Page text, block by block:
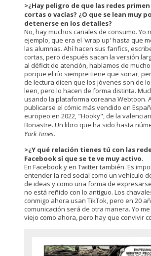
>¿Hay peligro de que las redes
cortas o vacías? ¿O que se lean muy
detenerse en los detalles?
No, hay muchos canales de consumo. Yo
ejemplo, que era el 'wrap up' hasta que
las alumnas. Ahí hacen sus fanfics,
cortas, pero después sacan la versión
al déficit de atención, hablamos de
porque el río siempre tiene que sonar,
de lectura dicen que los jóvenes son de
leen, pero lo hacen de forma distinta.
usando la plataforma coreana Webtoon.
publicarse el cómic más vendido en
europeo en 2022, "Hooky", de la
Bonastre. Un libro que ha sido hasta
York Times.
>¿Y qué relación tienes tú con las
Facebook sí que se te ve muy activo.
En Facebook y en Twitter también. Es
entender la red social como un vehículo
de ideas y como una forma de
no está reñido con lo antiguo. Los
conmigo ahora usan TikTok, pero en 20
comunicación será de otra manera. Yo
viejo como ahora, pero hay que convivir